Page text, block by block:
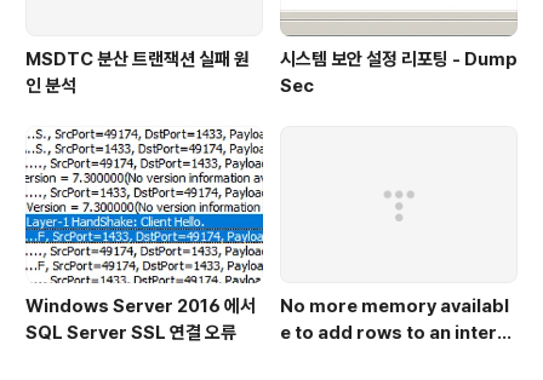
MSDTC 분산 트랜잭션 실패 원
인 분석
시스템 보안 설정 리포팅 - Dump
Sec
Windows Server 2016 에서
SQL Server SSL 연결 오류
No more memory availabl
e to add rows to an intern